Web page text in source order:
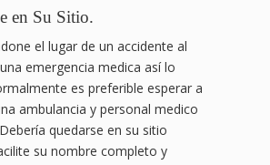
en Su Sitio.
el lugar de un accidente al
emergencia medica así lo
es preferible esperar a
ambulancia y personal medico
quedarse en su sitio
su nombre completo y